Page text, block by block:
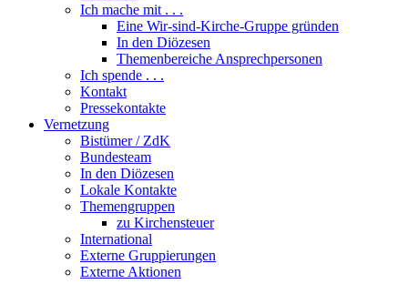
Ich mache mit . . .
Eine Wir-sind-Kirche-Gruppe gründen
In den Diözesen
Themenbereiche Ansprechpersonen
Ich spende . . .
Kontakt
Pressekontakte
Vernetzung
Bistümer / ZdK
Bundesteam
In den Diözesen
Lokale Kontakte
Themengruppen
zu Kirchensteuer
International
Externe Gruppierungen
Externe Aktionen